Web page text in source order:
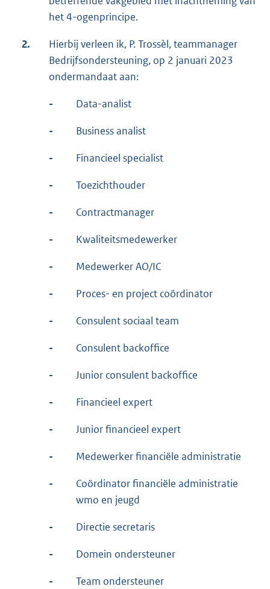
het 4-ogenprincipe.
2.
Hierbij verleen ik, P. Trossèl, teammanager
Bedrijfsondersteuning, op 2 januari 2023
ondermandaat aan:
- Data-analist
- Business analist
- Financieel specialist
- Toezichthouder
- Contractmanager
- Kwaliteitsmedewerker
- Medewerker AO/IC
- Proces- en project coördinator
- Consulent sociaal team
- Consulent backoffice
- Junior consulent backoffice
- Financieel expert
- Junior financieel expert
- Medewerker financiële administratie
-
Coördinator financiële administratie
wmo en jeugd
- Directie secretaris
- Domein ondersteuner
- Team ondersteuner